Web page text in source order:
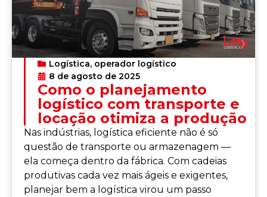
Logística, operador logístico
8 de agosto de 2025
Como o planejamento
logístico com transporte e
locação otimiza a produção
Nas indústrias, logística eficiente não é só
questão de transporte ou armazenagem —
ela começa dentro da fábrica. Com cadeias
produtivas cada vez mais ágeis e exigentes,
planejar bem a logística virou um passo